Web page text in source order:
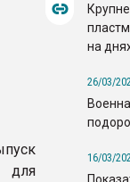
для
на
26/03/
16/03/